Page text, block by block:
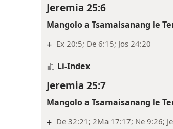
Jeremia 25:6
Mangolo a Tsamaisanang le
+ Ex 20:5; De 6:15; Jos 24:20
Li-Index
Jeremia 25:7
Mangolo a Tsamaisanang le
+ De 32:21; 2Ma 17:17; Ne 9:26;